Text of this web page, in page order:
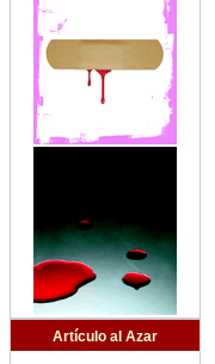
Artículo al Azar